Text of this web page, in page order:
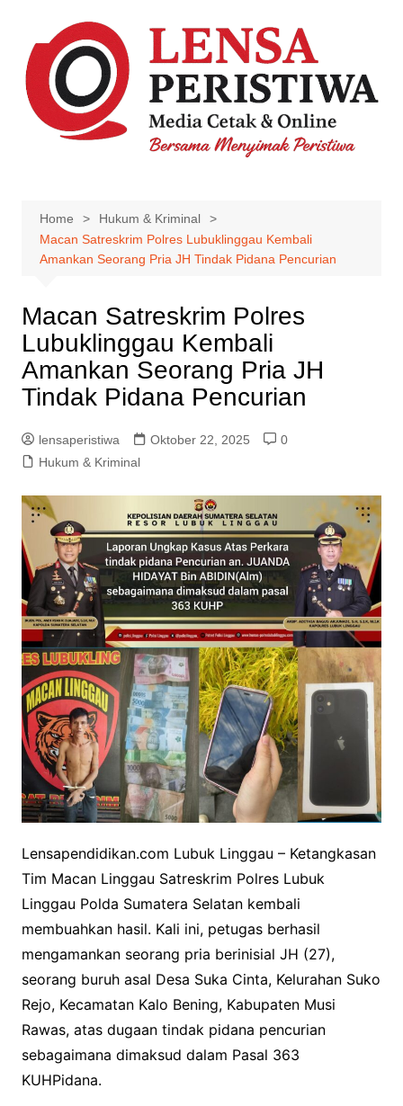
content
Home
Hukum & Kriminal
Macan Satreskrim Polres Lubuklinggau Kembali
Amankan Seorang Pria JH Tindak Pidana Pencurian
Macan Satreskrim Polres
Lubuklinggau Kembali
Amankan Seorang Pria JH
Tindak Pidana Pencurian
lensaperistiwa Oktober 22, 2025
0
Hukum & Kriminal
Lensapendidikan.com Lubuk Linggau – Ketangkasan
Tim Macan Linggau Satreskrim Polres Lubuk
Linggau Polda Sumatera Selatan kembali
membuahkan hasil. Kali ini, petugas berhasil
mengamankan seorang pria berinisial JH (27),
seorang buruh asal Desa Suka Cinta, Kelurahan Suko
Rejo, Kecamatan Kalo Bening, Kabupaten Musi
Rawas, atas dugaan tindak pidana pencurian
sebagaimana dimaksud dalam Pasal 363
KUHPidana.